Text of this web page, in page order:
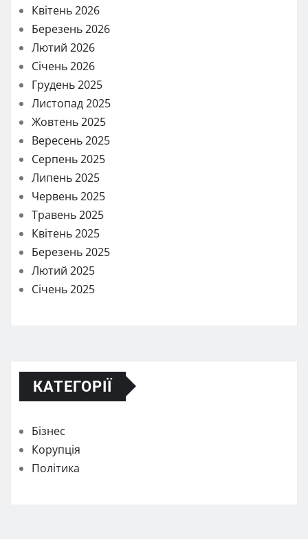
Квітень 2026
Березень 2026
Лютий 2026
Січень 2026
Грудень 2025
Листопад 2025
Жовтень 2025
Вересень 2025
Серпень 2025
Липень 2025
Червень 2025
Травень 2025
Квітень 2025
Березень 2025
Лютий 2025
Січень 2025
КАТЕГОРІЇ
Бізнес
Корупція
Політика